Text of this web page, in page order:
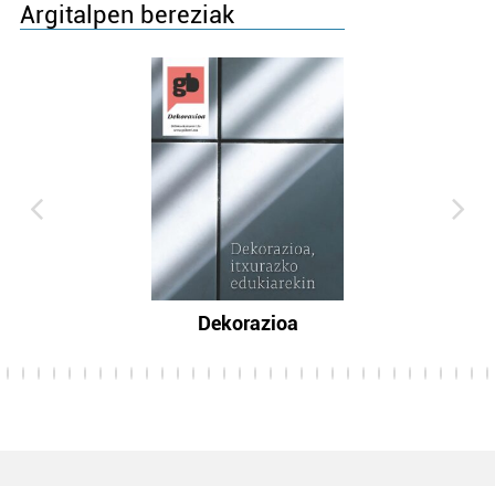
Argitalpen bereziak
Dekorazioa